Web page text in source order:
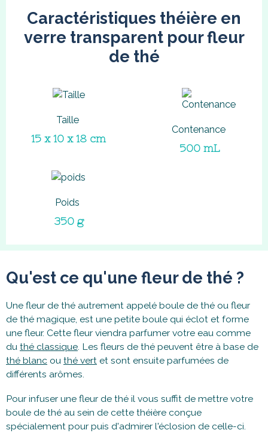
Caractéristiques théière en
verre transparent pour fleur
de thé
Taille
15 x 10 x 18 cm
Contenance
500 mL
Poids
350 g
Qu'est ce qu'une fleur de thé ?
Une fleur de thé autrement appelé boule de thé ou fleur
de thé magique, est une petite boule qui éclot et forme
une fleur. Cette fleur viendra parfumer votre eau comme
du thé classique . Les fleurs de thé peuvent être à base de
thé blanc ou thé vert et sont ensuite parfumées de
différents arômes.
Pour infuser une fleur de thé il vous suffit de mettre votre
boule de thé au sein de cette théière conçue
spécialement pour puis d'admirer l'éclosion de celle-ci.